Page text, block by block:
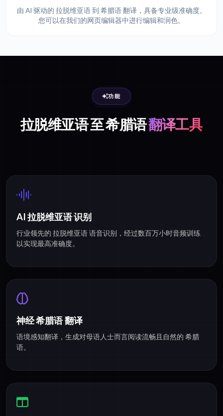
由 AI 驱动的 拉脱维亚语 到 希腊语 翻译，具备专业级准确度。
您可以在我们的网页编辑器中进行编辑和润色。
功能
拉脱维亚语 至 希腊语翻译工具
AI 拉脱维亚语 识别
行业领先的 拉脱维亚语 语音识别，经过数百万小时音频训练
以实现最高准确度。
神经 希腊语 翻译
语境感知翻译，生成对母语人士而言阅读流畅且自然的 希腊
语。